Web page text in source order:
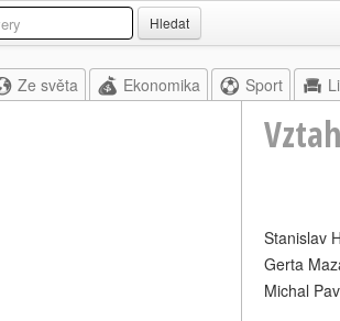
Hledat
Ze světa Ekonomika Sport
Stanislav
Gerta
Michal